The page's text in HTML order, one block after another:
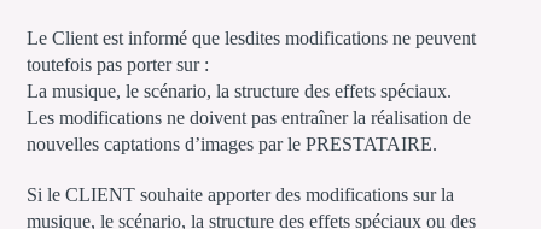
Le Client est informé que lesdites modifications ne peuvent
toutefois pas porter sur :
La musique, le scénario, la structure des effets spéciaux.
Les modifications ne doivent pas entraîner la réalisation de
nouvelles captations d’images par le PRESTATAIRE.
Si le CLIENT souhaite apporter des modifications sur la
musique, le scénario, la structure des effets spéciaux ou des